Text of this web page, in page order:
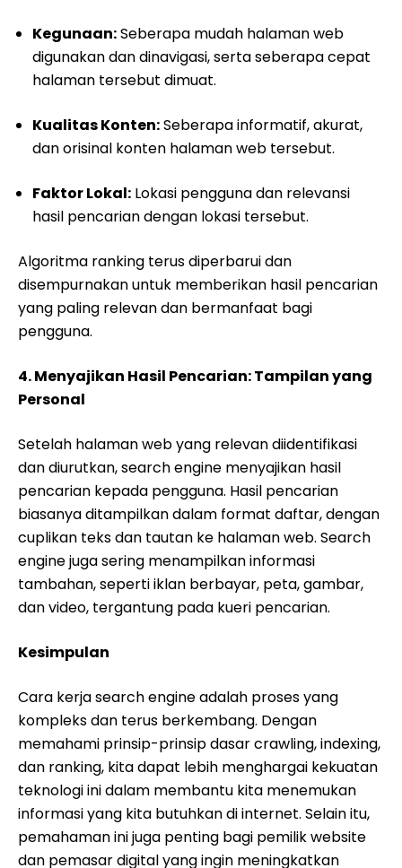
Kegunaan:Seberapa mudah halaman web
digunakan dan dinavigasi, serta seberapa cepat
halaman tersebut dimuat.
Kualitas Konten:Seberapa informatif, akurat,
dan orisinal konten halaman web tersebut.
Faktor Lokal: Lokasi pengguna dan relevansi
hasil pencarian dengan lokasi tersebut.
Algoritma ranking terus diperbarui dan
disempurnakan untuk memberikan hasil pencarian
yang paling relevan dan bermanfaat bagi
pengguna.
4. Menyajikan Hasil Pencarian: Tampilan yang
Personal
Setelah halaman web yang relevan diidentifikasi
dan diurutkan, search engine menyajikan hasil
pencarian kepada pengguna. Hasil pencarian
biasanya ditampilkan dalam format daftar, dengan
cuplikan teks dan tautan ke halaman web. Search
engine juga sering menampilkan informasi
tambahan, seperti iklan berbayar, peta, gambar,
dan video, tergantung pada kueri pencarian.
Kesimpulan
Cara kerja search engine adalah proses yang
kompleks dan terus berkembang. Dengan
memahami prinsip-prinsip dasar crawling, indexing,
dan ranking, kita dapat lebih menghargai kekuatan
teknologi ini dalam membantu kita menemukan
informasi yang kita butuhkan di internet. Selain itu,
pemahaman ini juga penting bagi pemilik website
dan pemasar digital yang ingin meningkatkan